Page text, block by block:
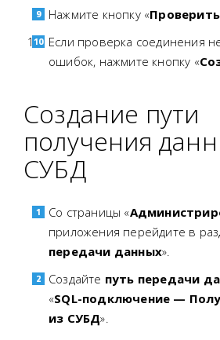
Нажмите кнопку «
Если проверка соединения
ошибок, нажмите кнопку «
Создание пути
получения
СУБД
Со страницы «
приложения перейдите в
передачи данных».
Создайте путь передачи
«SQL-подключение —
из СУБД».